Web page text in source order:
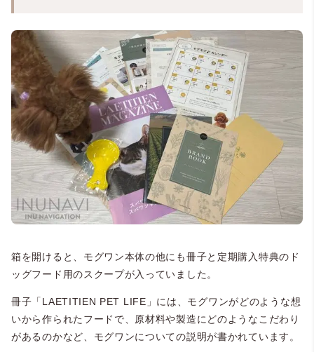
箱を開けると、モグワン本体の他にも冊子と定期購入特典のド
ッグフード用のスクープが入っていました。
冊子「LAETITIEN PET LIFE」には、モグワンがどのような想
いから作られたフードで、原材料や製造にどのようなこだわり
があるのかなど、モグワンについての説明が書かれています。